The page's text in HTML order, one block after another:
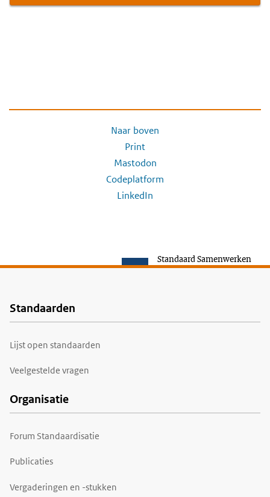
Naar boven
Print
Mastodon
Codeplatform
LinkedIn
Standaard Samenwerken
Voet
Standaarden
Lijst open standaarden
Veelgestelde vragen
Organisatie
Forum Standaardisatie
Publicaties
Vergaderingen en -stukken